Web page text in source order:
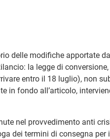
delle modifiche apportate
la legge di
entro il 18 luglio), non
in fondo all’articolo,
nel provvedimento anti
dei termini di consegna per